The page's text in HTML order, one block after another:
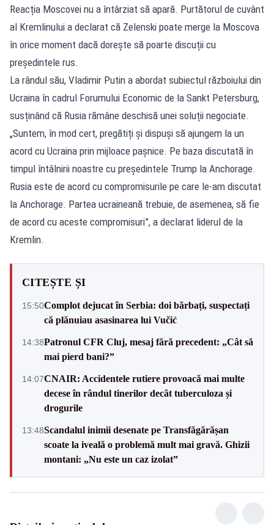
Reacția Moscovei nu a întârziat să apară. Purtătorul de cuvânt
al Kremlinului a declarat că Zelenski poate merge la Moscova
în orice moment dacă dorește să poarte discuții cu
președintele rus.
La rândul său, Vladimir Putin a abordat subiectul războiului din
Ucraina în cadrul Forumului Economic de la Sankt Petersburg,
susținând că Rusia rămâne deschisă unei soluții negociate.
„Suntem, în mod cert, pregătiți și dispuși să ajungem la un
acord cu Ucraina prin mijloace pașnice. Pe baza discutată în
timpul întâlnirii noastre cu președintele Trump la Anchorage.
Rusia este de acord cu compromisurile pe care le-am discutat
la Anchorage. Partea ucraineană trebuie, de asemenea, să fie
de acord cu aceste compromisuri”, a declarat liderul de la
Kremlin.
CITEȘTE ȘI
15:50Complot dejucat în Serbia: doi bărbați, suspectați
că plănuiau asasinarea lui Vučić
14:38Patronul CFR Cluj, mesaj fără precedent: „Cât să
mai pierd bani?”
14:07CNAIR: Accidentele rutiere provoacă mai multe
decese în rândul tinerilor decât tuberculoza și
drogurile
13:48Scandalul inimii desenate pe Transfăgărășan
scoate la iveală o problemă mult mai gravă. Ghizii
montani: „Nu este un caz izolat”